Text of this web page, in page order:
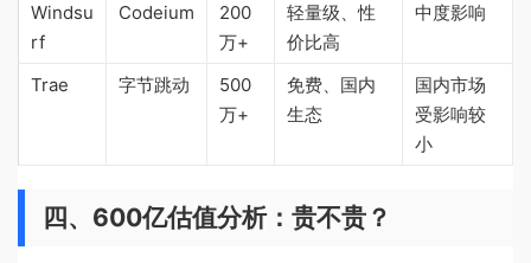
Windsu
rf
Codeium
200
万+
轻量级、性
价比高
中度影响
Trae 字节跳动
500
万+
免费、国内
生态
国内市场
受影响较
小
四、600亿估值分析：贵不贵？